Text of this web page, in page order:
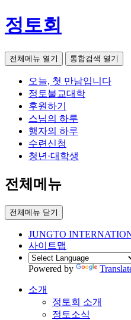
정토회
전체메뉴 열기 통합검색 열기
오늘, 첫 만남입니다
정토불교대학
후원하기
스님의 하루
행자의 하루
수련신청
청년·대학생
전체메뉴
전체메뉴 닫기
JUNGTO
사이트맵
Powered by
소개
정토회 소개
정토소식